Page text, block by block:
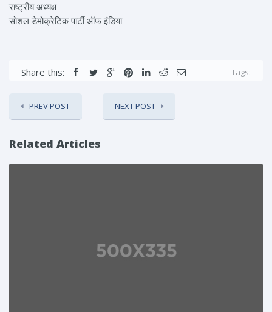
राष्ट्रीय अध्यक्ष
सोशल डेमोक्रेटिक पार्टी ऑफ इंडिया
Share this: Tags:
PREV POST NEXT POST
Related Articles